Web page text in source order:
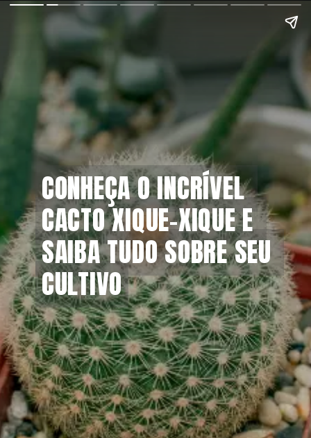
CONHEÇA O INCRÍVEL
CACTO XIQUE-XIQUE E
SAIBA TUDO SOBRE SEU
CULTIVO
CONHEÇA O INCRÍVEL
CACTO XIQUE-XIQUE E
SAIBA TUDO SOBRE SEU
CULTIVO